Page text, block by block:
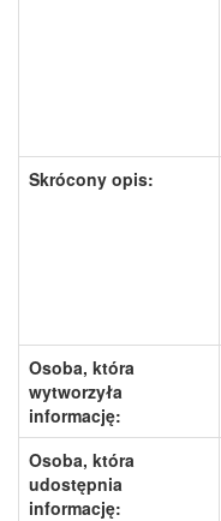
Skrócony opis:
Osoba, która
wytworzyła
informację:
Osoba, która
udostępnia
informację: